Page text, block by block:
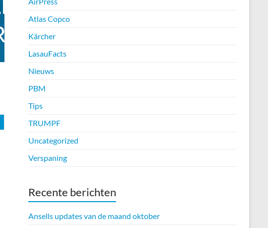
Atlas Copco
Kärcher
LasauFacts
Nieuws
PBM
Tips
TRUMPF
Uncategorized
Verspaning
Recente berichten
Ansells updates van de maand oktober